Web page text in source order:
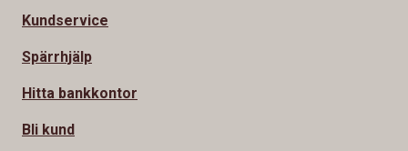
Kundservice
Spärrhjälp
Hitta bankkontor
Bli kund